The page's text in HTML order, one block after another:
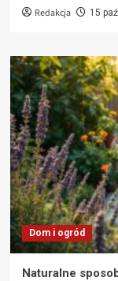
Redakcja 15
Dom i ogród
Naturalne